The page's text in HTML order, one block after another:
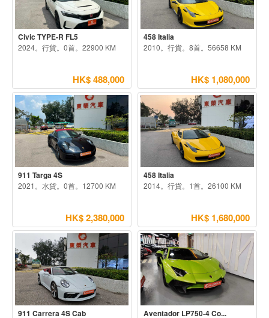
Civic TYPE-R FL5
2024。行貨。0首。22900 KM
HK$ 488,000
458 Italia
2010。行貨。8首。56658 KM
HK$ 1,080,000
911 Targa 4S
2021。水貨。0首。12700 KM
HK$ 2,380,000
458 Italia
2014。行貨。1首。26100 KM
HK$ 1,680,000
911 Carrera 4S Cab Aventador LP750-4 Co...